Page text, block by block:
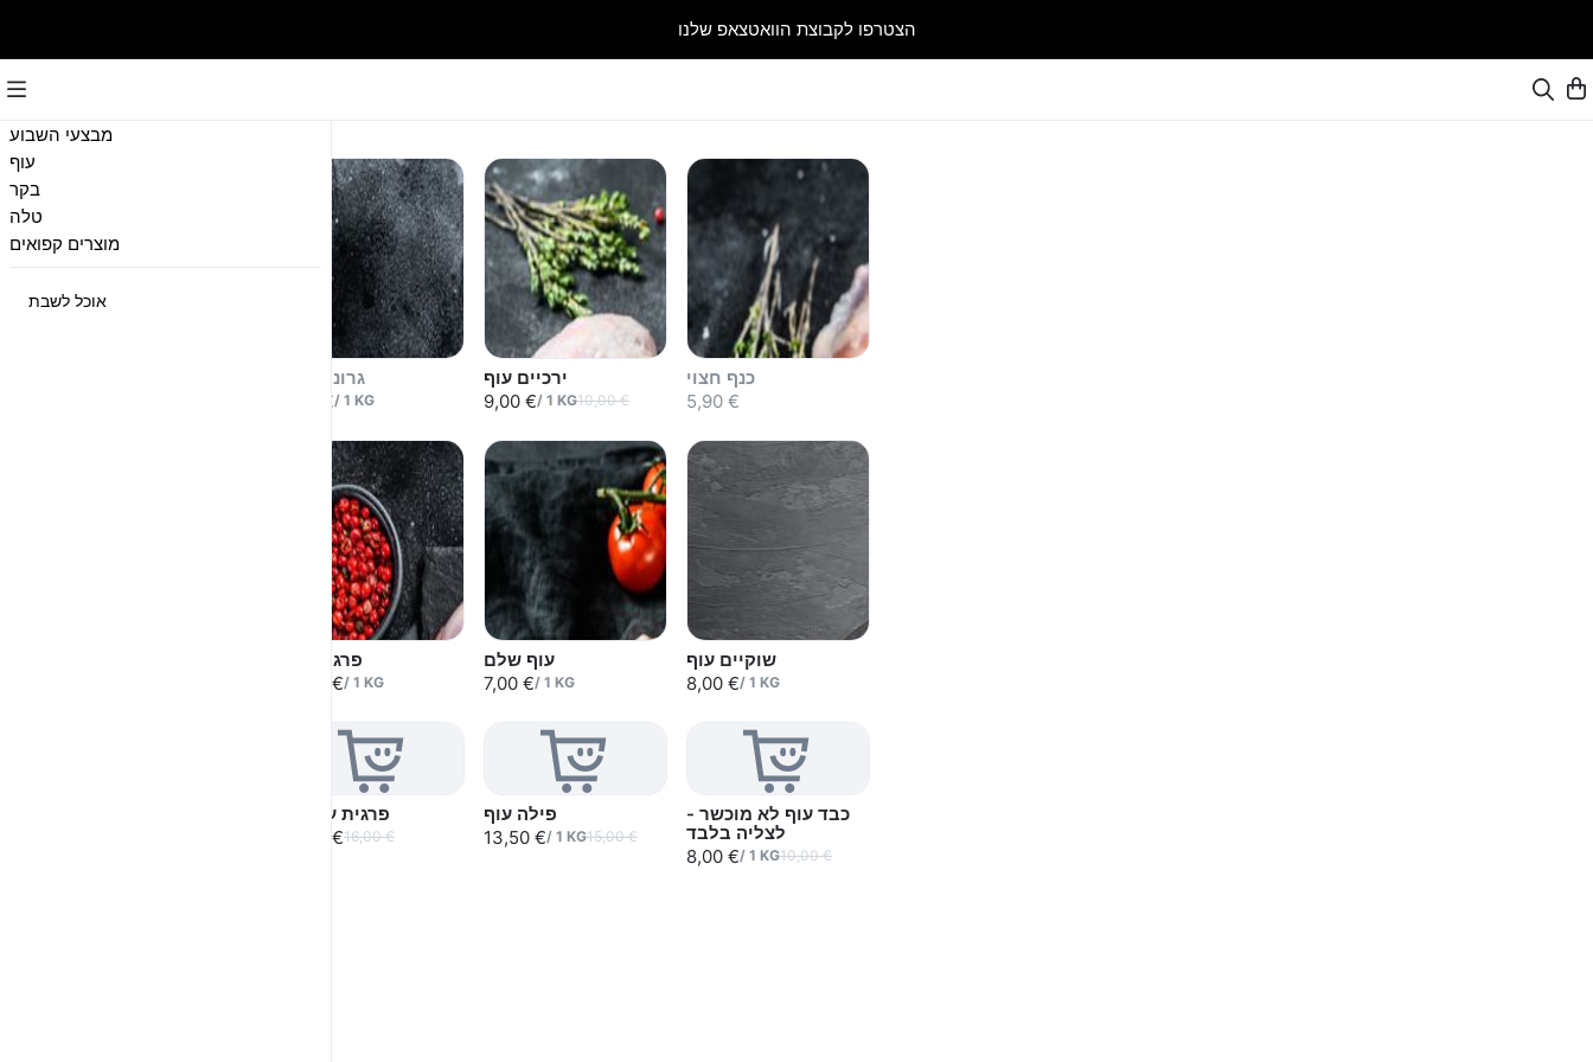
הצטרפו לקבוצת הוואטצאפ שלנו
מבצעי השבוע
עוף
בקר
טלה
מוצרים קפואים
אוכל לשבת
עוף
Sold out
גרונות עוף
4,50 €/ 1 KG
ירכיים עוף
9,00 €/ 1 KG10,00 €
Sold out
כנף חצוי
5,90 €
פרגית עוף
13,50 €/ 1 KG
עוף שלם
7,00 €/ 1 KG
שוקיים עוף
8,00 €/ 1 KG
פרגית עם עור
13,50 €16,00 €
פילה עוף
13,50 €/ 1 KG15,00 €
כבד עוף לא מוכשר -
לצליה בלבד
8,00 €/ 1 KG10,00 €